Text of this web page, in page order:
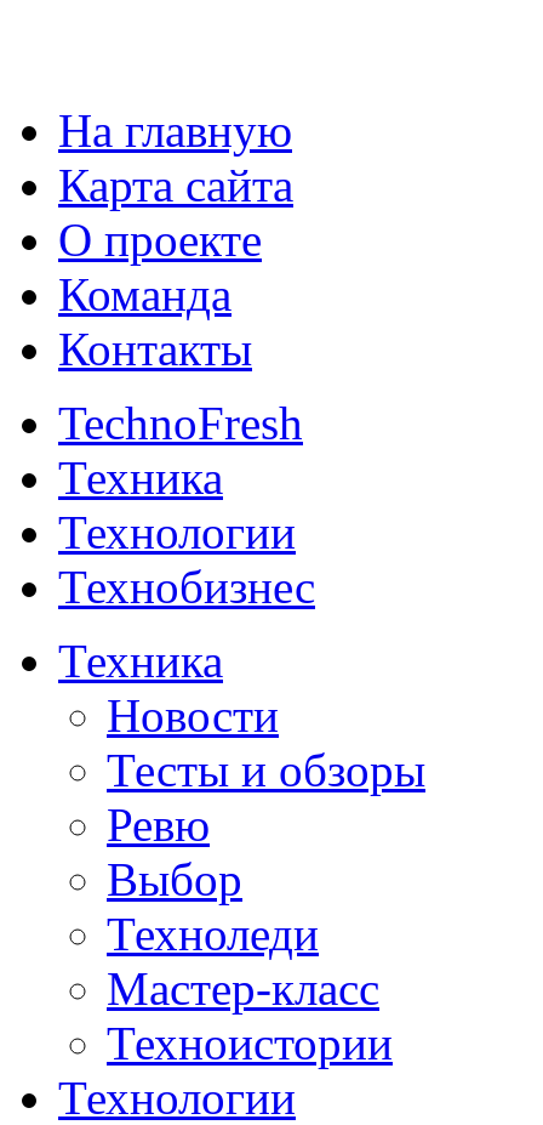
На главную
Карта сайта
О проекте
Команда
Контакты
TechnoFresh
Техника
Технологии
Технобизнес
Техника
Новости
Тесты и обзоры
Ревю
Выбор
Техноледи
Мастер-класс
Техноистории
Технологии